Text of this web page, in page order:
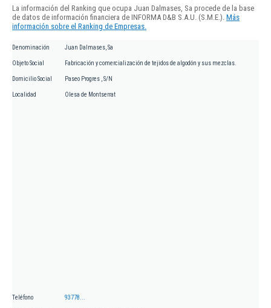
La información del Ranking que ocupa Juan Dalmases, Sa procede de la base
de datos de información financiera de INFORMA D&B S.A.U. (S.M.E.). Más
información sobre el Ranking de Empresas.
Denominación Juan Dalmases, Sa
Objeto Social Fabricación y comercialización de tejidos de algodón y sus mezclas.
Domicilio Social Paseo Progres , S/N
Localidad Olesa de Montserrat
Teléfono 93778...